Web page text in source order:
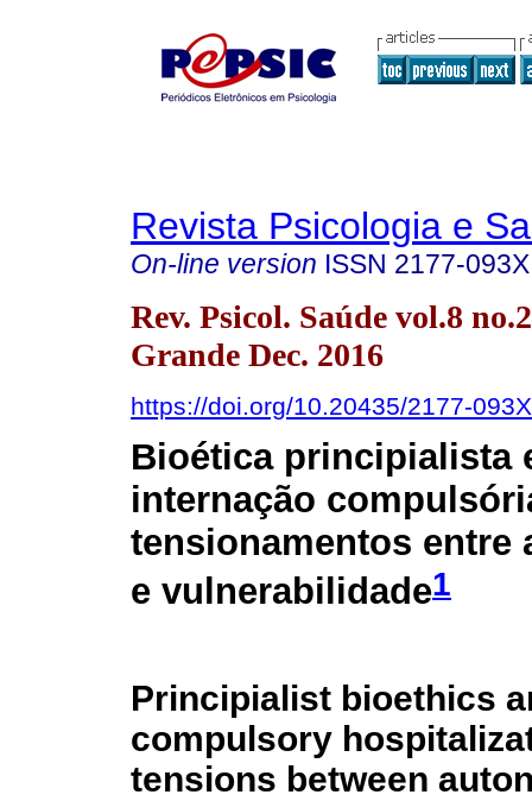
Revista Psicologia e
On-line version ISSN 2177-093X
Rev. Psicol. Saúde vol.8
Grande Dec. 2016
https://doi.org/10.20435/2177-
Bioética principialista
internação
tensionamentos entre
e vulnerabilidade1
Principialist bioethics
compulsory
tensions between